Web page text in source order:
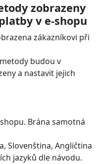
zobrazeny
v e-shopu
zákazníkovi při
budou v
a nastavit jejich
Brána samotná
Slovenština, Angličtina
jazyků dle návodu.